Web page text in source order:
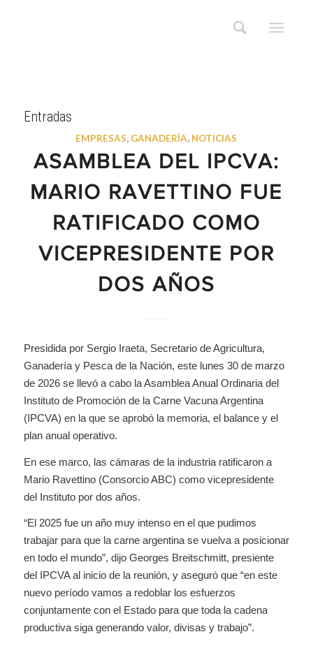
Entradas
EMPRESAS, GANADERÍA, NOTICIAS
ASAMBLEA DEL IPCVA:
MARIO RAVETTINO FUE
RATIFICADO COMO
VICEPRESIDENTE POR
DOS AÑOS
Presidida por Sergio Iraeta, Secretario de Agricultura,
Ganadería y Pesca de la Nación, este lunes 30 de marzo
de 2026 se llevó a cabo la Asamblea Anual Ordinaria del
Instituto de Promoción de la Carne Vacuna Argentina
(IPCVA) en la que se aprobó la memoria, el balance y el
plan anual operativo.
En ese marco, las cámaras de la industria ratificaron a
Mario Ravettino (Consorcio ABC) como vicepresidente
del Instituto por dos años.
“El 2025 fue un año muy intenso en el que pudimos
trabajar para que la carne argentina se vuelva a posicionar
en todo el mundo”, dijo Georges Breitschmitt, presiente
del IPCVA al inicio de la reunión, y aseguró que “en este
nuevo período vamos a redoblar los esfuerzos
conjuntamente con el Estado para que toda la cadena
productiva siga generando valor, divisas y trabajo”.